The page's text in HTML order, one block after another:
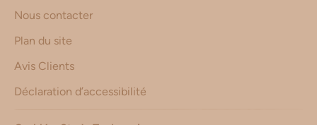
Nous contacter
Plan du site
Avis Clients
Déclaration d’accessibilité